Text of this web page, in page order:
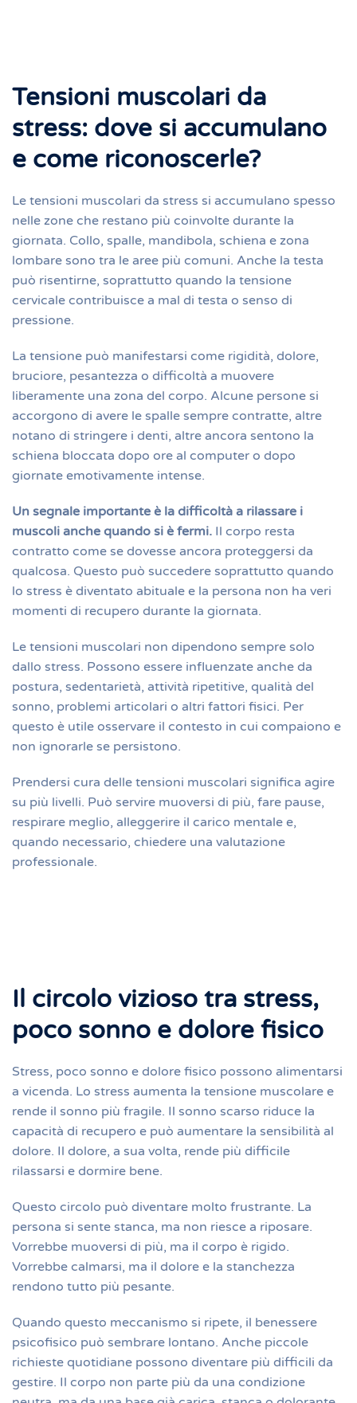
Tensioni muscolari da
stress: dove si accumulano
e come riconoscerle?
Le tensioni muscolari da stress si accumulano spesso
nelle zone che restano più coinvolte durante la
giornata. Collo, spalle, mandibola, schiena e zona
lombare sono tra le aree più comuni. Anche la testa
può risentirne, soprattutto quando la tensione
cervicale contribuisce a mal di testa o senso di
pressione.
La tensione può manifestarsi come rigidità, dolore,
bruciore, pesantezza o difficoltà a muovere
liberamente una zona del corpo. Alcune persone si
accorgono di avere le spalle sempre contratte, altre
notano di stringere i denti, altre ancora sentono la
schiena bloccata dopo ore al computer o dopo
giornate emotivamente intense.
Un segnale importante è la difficoltà a rilassare i
muscoli anche quando si è fermi. Il corpo resta
contratto come se dovesse ancora proteggersi da
qualcosa. Questo può succedere soprattutto quando
lo stress è diventato abituale e la persona non ha veri
momenti di recupero durante la giornata.
Le tensioni muscolari non dipendono sempre solo
dallo stress. Possono essere influenzate anche da
postura, sedentarietà, attività ripetitive, qualità del
sonno, problemi articolari o altri fattori fisici. Per
questo è utile osservare il contesto in cui compaiono e
non ignorarle se persistono.
Prendersi cura delle tensioni muscolari significa agire
su più livelli. Può servire muoversi di più, fare pause,
respirare meglio, alleggerire il carico mentale e,
quando necessario, chiedere una valutazione
professionale.
Il circolo vizioso tra stress,
poco sonno e dolore fisico
Stress, poco sonno e dolore fisico possono alimentarsi
a vicenda. Lo stress aumenta la tensione muscolare e
rende il sonno più fragile. Il sonno scarso riduce la
capacità di recupero e può aumentare la sensibilità al
dolore. Il dolore, a sua volta, rende più difficile
rilassarsi e dormire bene.
Questo circolo può diventare molto frustrante. La
persona si sente stanca, ma non riesce a riposare.
Vorrebbe muoversi di più, ma il corpo è rigido.
Vorrebbe calmarsi, ma il dolore e la stanchezza
rendono tutto più pesante.
Quando questo meccanismo si ripete, il benessere
psicofisico può sembrare lontano. Anche piccole
richieste quotidiane possono diventare più difficili da
gestire. Il corpo non parte più da una condizione